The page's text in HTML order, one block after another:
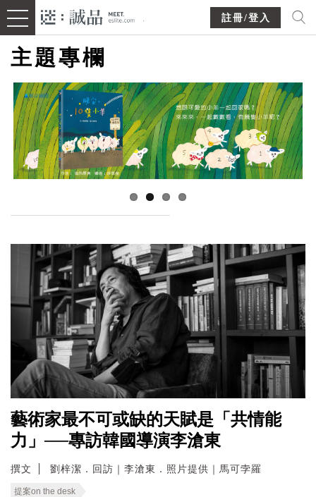
註冊/登入
主題專欄
藝術家最不可或缺的天賦是「共情能
力」──專訪韓國導演李滄東
撰文 劉梓潔．回訪｜李滄東．照片提供｜馬可孛羅
提案on the desk